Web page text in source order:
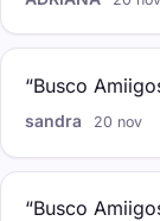
“Busco
sandra 20 nov
“Busco